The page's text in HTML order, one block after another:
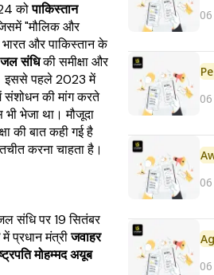
कोपाकिस्तान
"मौलिक और
भारत और पाकिस्तान के
जल संधिकी समीक्षा और
इससे पहले 2023 में
की मांग करते
भी भेजा था। मौजूदा
की बात कही गई है
करना चाहता है।
संधि पर 19 सितंबर
में प्रधान मंत्रीजवाहर
मोहम्मद अयूब